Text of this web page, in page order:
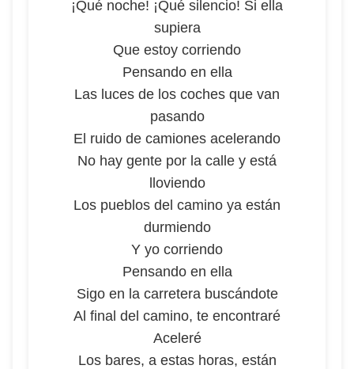
¡Qué noche! ¡Qué silencio! Si ella
supiera
Que estoy corriendo
Pensando en ella
Las luces de los coches que van
pasando
El ruido de camiones acelerando
No hay gente por la calle y está
lloviendo
Los pueblos del camino ya están
durmiendo
Y yo corriendo
Pensando en ella
Sigo en la carretera buscándote
Al final del camino, te encontraré
Aceleré
Los bares, a estas horas, están